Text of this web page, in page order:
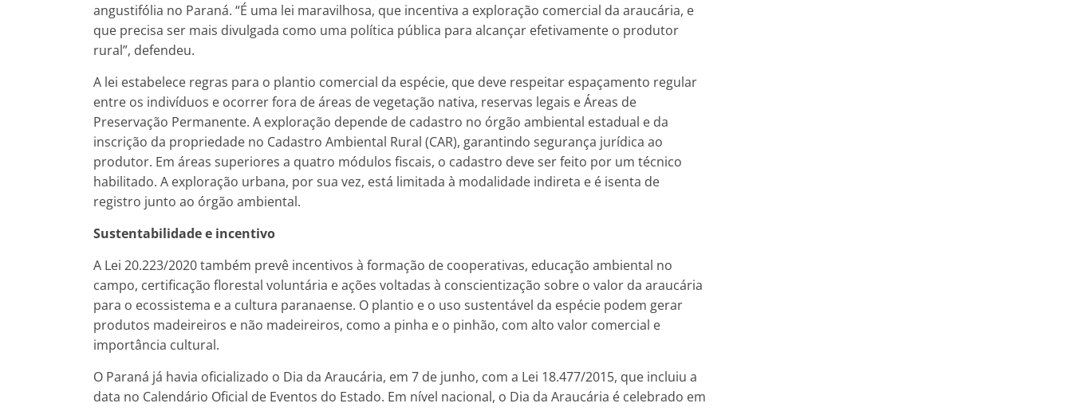
angustifólia no Paraná. “É uma lei maravilhosa, que incentiva a exploração comercial da araucária, e
que precisa ser mais divulgada como uma política pública para alcançar efetivamente o produtor
rural”, defendeu.
A lei estabelece regras para o plantio comercial da espécie, que deve respeitar espaçamento regular
entre os indivíduos e ocorrer fora de áreas de vegetação nativa, reservas legais e Áreas de
Preservação Permanente. A exploração depende de cadastro no órgão ambiental estadual e da
inscrição da propriedade no Cadastro Ambiental Rural (CAR), garantindo segurança jurídica ao
produtor. Em áreas superiores a quatro módulos fiscais, o cadastro deve ser feito por um técnico
habilitado. A exploração urbana, por sua vez, está limitada à modalidade indireta e é isenta de
registro junto ao órgão ambiental.
Sustentabilidade e incentivo
A Lei 20.223/2020 também prevê incentivos à formação de cooperativas, educação ambiental no
campo, certificação florestal voluntária e ações voltadas à conscientização sobre o valor da araucária
para o ecossistema e a cultura paranaense. O plantio e o uso sustentável da espécie podem gerar
produtos madeireiros e não madeireiros, como a pinha e o pinhão, com alto valor comercial e
importância cultural.
O Paraná já havia oficializado o Dia da Araucária, em 7 de junho, com a Lei 18.477/2015, que incluiu a
data no Calendário Oficial de Eventos do Estado. Em nível nacional, o Dia da Araucária é celebrado em